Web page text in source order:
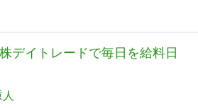
デイトレードで毎日を給料日